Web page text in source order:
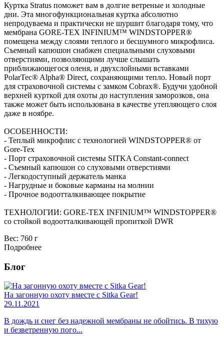
Куртка Stratus поможет вам в долгие ветреные и холодные
дни. Эта многофункциональная куртка абсолютно
непродуваема и практически не шуршит благодаря тому, что
мембрана GORE-TEX INFINIUM™ WINDSTOPPER®
помещена между слоями теплого и бесшумного микрофлиса.
Съемный капюшон снабжен специальными слуховыми
отверстиями, позволяющими лучше слышать
приближающегося оленя, и двухслойными вставками
PolarTec® Alpha® Direct, сохраняющими тепло. Новый порт
для страховочной системы с замком Cobrax®. Будучи удобной
верхней курткой для охоты до наступления заморозков, она
также может быть использована в качестве утепляющего слоя
даже в ноябре.
ОСОБЕННОСТИ:
- Теплый микрофлис с технологией WINDSTOPPER® от
Gore-Tex
- Порт страховочной системы SITKA Constant-connect
- Съемный капюшон со слуховыми отверстиями
- Легкодоступный держатель манка
- Нагрудные и боковые карманы на молнии
- Прочное водоотталкивающее покрытие
ТЕХНОЛОГИИ: GORE-TEX INFINIUM™ WINDSTOPPER®
со стойкой водоотталкивающей пропиткой DWR
Вес: 760 г
Подробнее
Блог
На загонную охоту вместе с Sitka Gear!
29.11.2021
В дождь и снег без надежной мембраны не обойтись. В тихую
и безветренную пого...